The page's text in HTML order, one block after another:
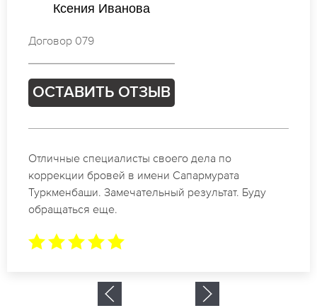
Анастасия Лебедева
Договор 162
ОСТАВИТЬ ОТЗЫВ
Спасибо огромное. Заказывала татуаж на свадьбу
в имени Сапармурата Туркменбаши. За 2 часа все
было сделано.